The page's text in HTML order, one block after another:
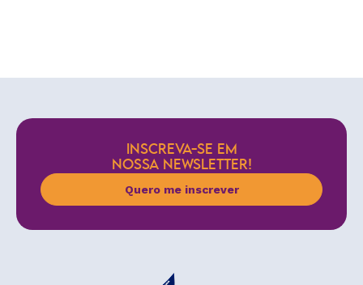
INSCREVA-SE EM
NOSSA NEWSLETTER!
Quero me inscrever